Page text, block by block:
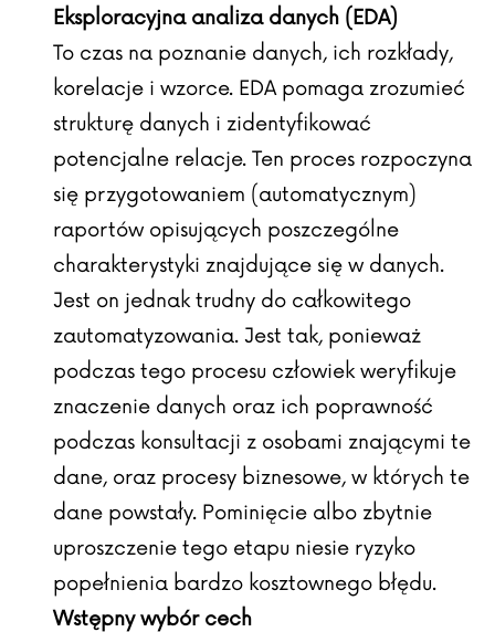
Eksploracyjna analiza danych (EDA)
To czas na poznanie danych, ich rozkłady,
korelacje i wzorce. EDA pomaga zrozumieć
strukturę danych i zidentyfikować
potencjalne relacje. Ten proces rozpoczyna
się przygotowaniem (automatycznym)
raportów opisujących poszczególne
charakterystyki znajdujące się w danych.
Jest on jednak trudny do całkowitego
zautomatyzowania. Jest tak, ponieważ
podczas tego procesu człowiek weryfikuje
znaczenie danych oraz ich poprawność
podczas konsultacji z osobami znającymi te
dane, oraz procesy biznesowe, w których te
dane powstały. Pominięcie albo zbytnie
uproszczenie tego etapu niesie ryzyko
popełnienia bardzo kosztownego błędu.
Wstępny wybór cech